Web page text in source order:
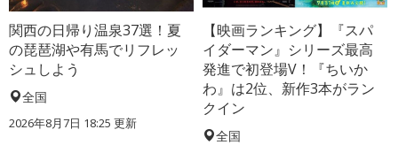
関西の日帰り温泉37選！夏
の琵琶湖や有馬でリフレッ
シュしよう
全国
2026年8月7日 18:25 更新
【映画ランキング】『スパ
イダーマン』シリーズ最高
発進で初登場V！『ちいか
わ』は2位、新作3本がラン
クイン
全国